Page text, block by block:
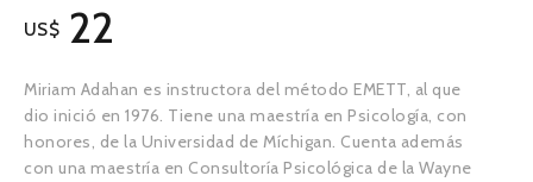
US$ 22
Miriam Adahan es instructora del método EMETT, al que
dio inició en 1976. Tiene una maestría en Psicología, con
honores, de la Universidad de Míchigan. Cuenta además
con una maestría en Consultoría Psicológica de la Wayne